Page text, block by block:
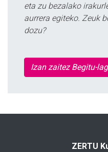
eta zu bezalako
aurrera egiteko. Zeuk
dozu?
Izan zaitez Begitu-
ZERTU